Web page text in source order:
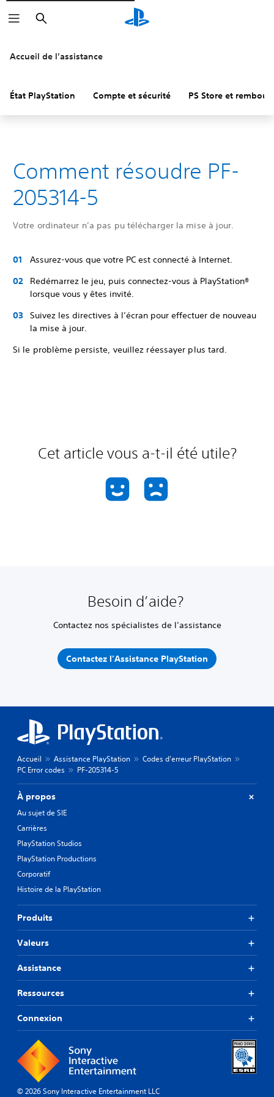
Rechercher
Accueil de l’assistance
État PlayStation Compte et sécurité PS Store et
Comment résoudre PF-
205314-5
Votre ordinateur n’a pas pu télécharger la mise à jour.
Assurez-vous que votre PC est connecté à Internet.
Redémarrez le jeu, puis connectez-vous à PlayStation®
lorsque vous y êtes invité.
Suivez les directives à l’écran pour effectuer de nouveau
la mise à jour.
Si le problème persiste, veuillez réessayer plus tard.
Cet article vous a-t-il été utile?
Besoin d’aide?
Contactez nos spécialistes de l’assistance
Contactez l’Assistance PlayStation
Accueil Assistance PlayStation
Codes d’erreur PlayStation
PC Error codes
PF-205314-5
À propos
Au sujet de SIE
Carrières
PlayStation Studios
PlayStation Productions
Corporatif
Histoire de la PlayStation
Produits
Valeurs
Assistance
Ressources
Connexion
© 2026 Sony Interactive Entertainment LLC